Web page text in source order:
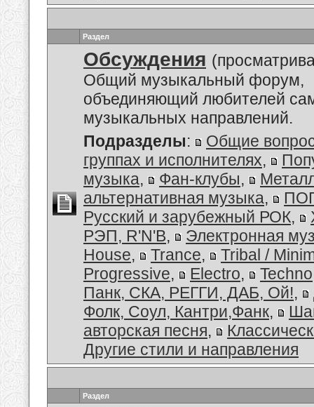
Раздел
Обсуждения
Общий музыкальный форум,
объединяющий любителей
музыкальных направлений.
Подразделы:
Общие
группах и исполнителях,
музыка, Фан-клубы,
альтернативная музыка,
Русский и зарубежный РОК,
РЭП, R'N'B,
Электронная
House, Trance,
Tribal /
Progressive, Electro, Techno
Панк, СКА, РЕГГИ, ДАБ, Ой!,
Фолк, Соул, Кантри,Фанк,
авторская песня,
Другие стили и направления
Раздел